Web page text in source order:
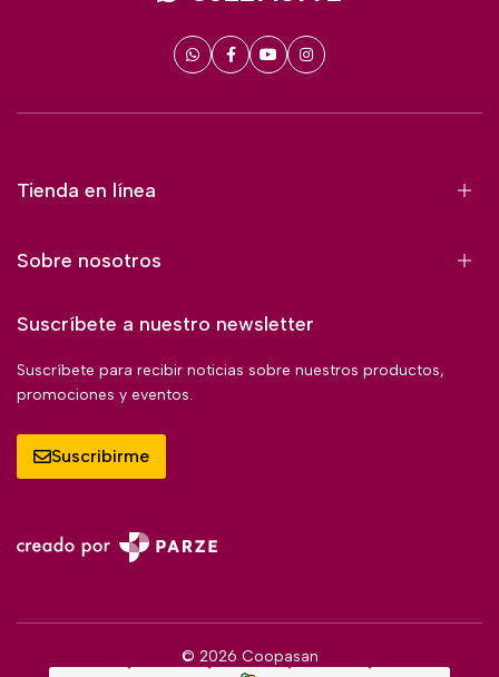
Tienda en línea
Sobre nosotros
Suscríbete a nuestro newsletter
Suscríbete para recibir noticias sobre nuestros productos,
promociones y eventos.
Suscribirme
© 2026 Coopasan